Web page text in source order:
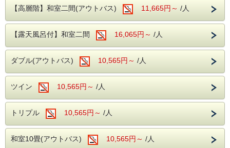
お電話にてご確認下さい。
※開始時間より90分間です。
和洋バイキング、ソフトドリンクもサービス
・カラオケルーム（当日予約制・無料）
動物とのふれあいと個性豊かな植物を一度に楽しめる、ファ
園内では、放し飼いのカピバラやリスザルを間近で見られる
ほか、キリンやシマウマ、レッサーパンダなど、さまざまな
動物たちに出会えます。
また、世界各国のサボテンや多肉植物も数多く展示されてお
り、植物好きの方にもおすすめです。
季節ごとのイベントも開催され、大人からお子様まで一日中
【高層階】和室二間(アウトバス) 11,665円～ /人
【露天風呂付】和室二間 16,065円～ /人
ダブル(アウトバス) 10,565円～ /人
ツイン 10,565円～ /人
トリプル 10,565円～ /人
和室10畳(アウトバス) 10,565円～ /人